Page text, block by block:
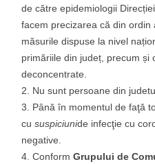
de către epidemiologii
facem precizarea că din ordin
măsurile dispuse la nivel
primăriile din județ, precum și
deconcentrate.
Nu sunt persoane din
Până în momentul de faţă
cu suspiciunide infecţie cu
negative.
Conform Grupului de